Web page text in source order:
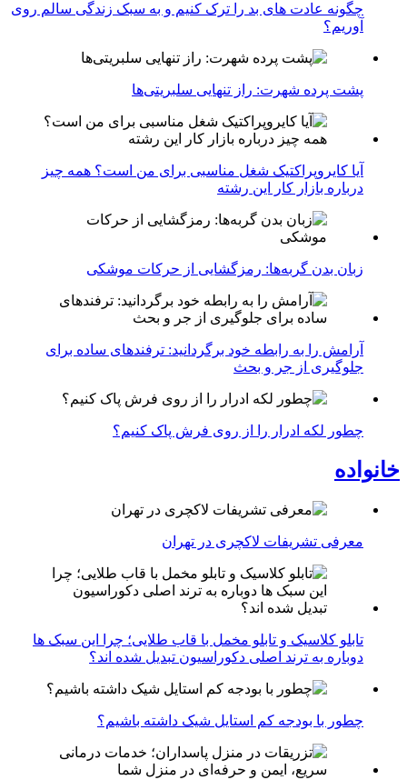
چگونه عادت‌ های بد را ترک کنیم و به سبک زندگی سالم روی
آوریم؟
پشت پرده شهرت: راز تنهایی سلبریتی‌ها
آیا کایروپراکتیک شغل مناسبی برای من است؟ همه چیز
درباره بازار کار این رشته
زبان بدن گربه‌ها: رمزگشایی از حرکات موشکی
آرامش را به رابطه خود برگردانید: ترفندهای ساده برای
جلوگیری از جر و بحث
چطور لکه ادرار را از روی فرش پاک کنیم؟
خانواده
معرفی تشریفات لاکچری در تهران
تابلو کلاسیک و تابلو مخمل با قاب طلایی؛ چرا این سبک ها
دوباره به ترند اصلی دکوراسیون تبدیل شده اند؟
چطور با بودجه کم استایل شیک داشته باشیم؟